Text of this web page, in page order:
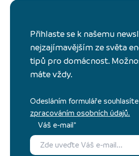
Přihlaste se k našemu
nejzajímavějším ze světa
tipů pro domácnost.
máte vždy.
Odesláním formuláře
zpracováním osobních údajů.
Váš e-mail*